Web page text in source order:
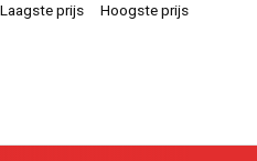
Laagste prijs Hoogste prijs